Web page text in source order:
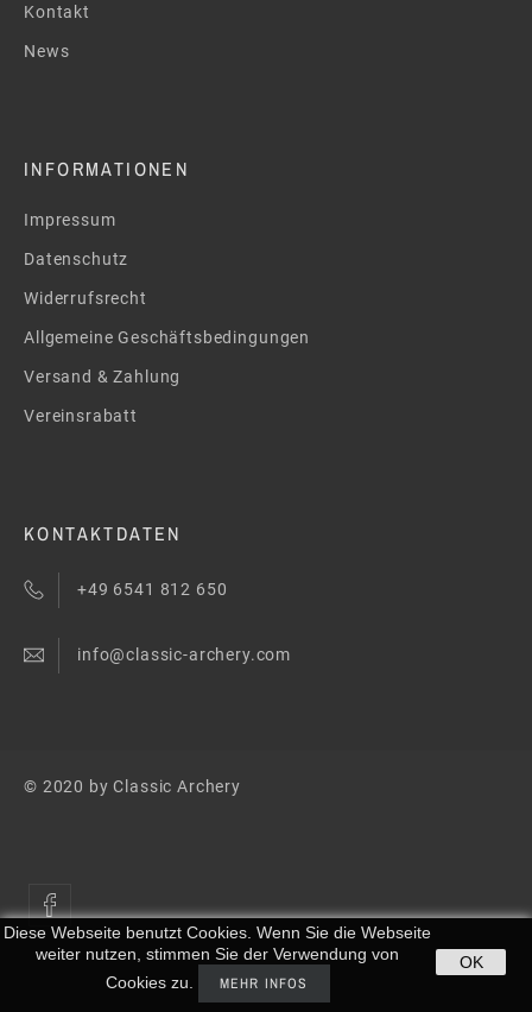
Diese Webseite benutzt Cookies. Wenn Sie die Webseite
weiter nutzen, stimmen Sie der Verwendung von
Cookies zu.
MEHR INFOS
OK
Kontakt
News
INFORMATIONEN
Impressum
Datenschutz
Widerrufsrecht
Allgemeine Geschäftsbedingungen
Versand & Zahlung
Vereinsrabatt
KONTAKTDATEN
+49 6541 812 650
info@classic-archery.com
© 2020 by Classic Archery